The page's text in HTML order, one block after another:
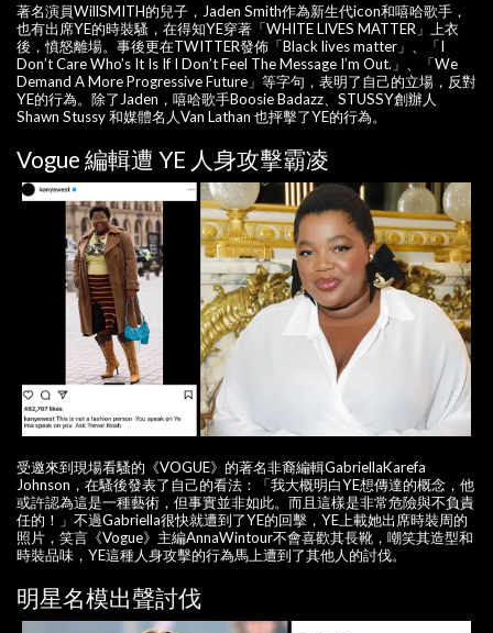
著名演員WillSMITH的兒子，Jaden Smith作為新生代icon和嘻哈歌手，
也有出席YE的時裝騷，在得知YE穿著「WHITE LIVES MATTER」上衣
後，憤怒離場。事後更在TWITTER發佈「Black lives matter」、「I
Don’t Care Who’s It Is If I Don’t Feel The Message I’m Out.」、「We
Demand A More Progressive Future」等字句，表明了自己的立場，反對
YE的行為。除了Jaden，嘻哈歌手Boosie Badazz、STUSSY創辦人
Shawn Stussy 和媒體名人Van Lathan 也抨擊了YE的行為。
Vogue 編輯遭 YE 人身攻擊霸凌
受邀來到現場看騷的《VOGUE》的著名非裔編輯GabriellaKarefa
Johnson，在騷後發表了自己的看法：「我大概明白YE想傳達的概念，他
或許認為這是一種藝術，但事實並非如此。而且這樣是非常危險與不負責
任的！」不過Gabriella很快就遭到了YE的回擊，YE上載她出席時裝周的
照片，笑言《Vogue》主編AnnaWintour不會喜歡其長靴，嘲笑其造型和
時裝品味，YE這種人身攻擊的行為馬上遭到了其他人的討伐。
明星名模出聲討伐